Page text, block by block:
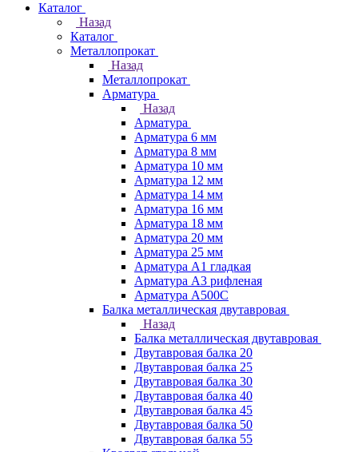
Каталог
Назад
Каталог
Металлопрокат
Назад
Металлопрокат
Арматура
Назад
Арматура
Арматура 6 мм
Арматура 8 мм
Арматура 10 мм
Арматура 12 мм
Арматура 14 мм
Арматура 16 мм
Арматура 18 мм
Арматура 20 мм
Арматура 25 мм
Арматура А1 гладкая
Арматура А3 рифленая
Арматура А500С
Балка металлическая двутавровая
Назад
Балка металлическая двутавровая
Двутавровая балка 20
Двутавровая балка 25
Двутавровая балка 30
Двутавровая балка 40
Двутавровая балка 45
Двутавровая балка 50
Двутавровая балка 55